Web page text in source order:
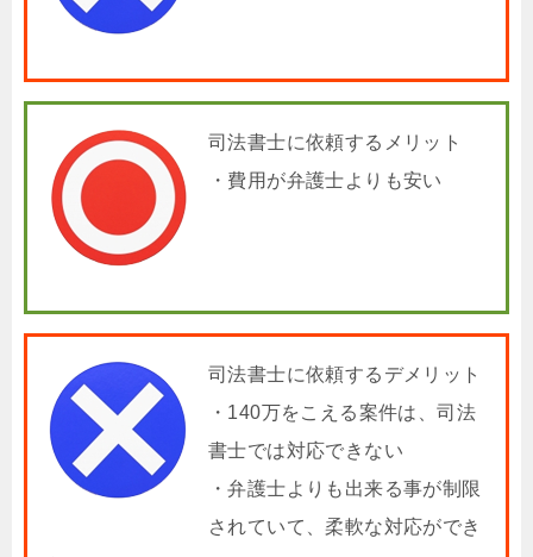
司法書士に依頼するメリット
・費用が弁護士よりも安い
司法書士に依頼するデメリット
・140万をこえる案件は、司法
書士では対応できない
・弁護士よりも出来る事が制限
されていて、柔軟な対応ができ